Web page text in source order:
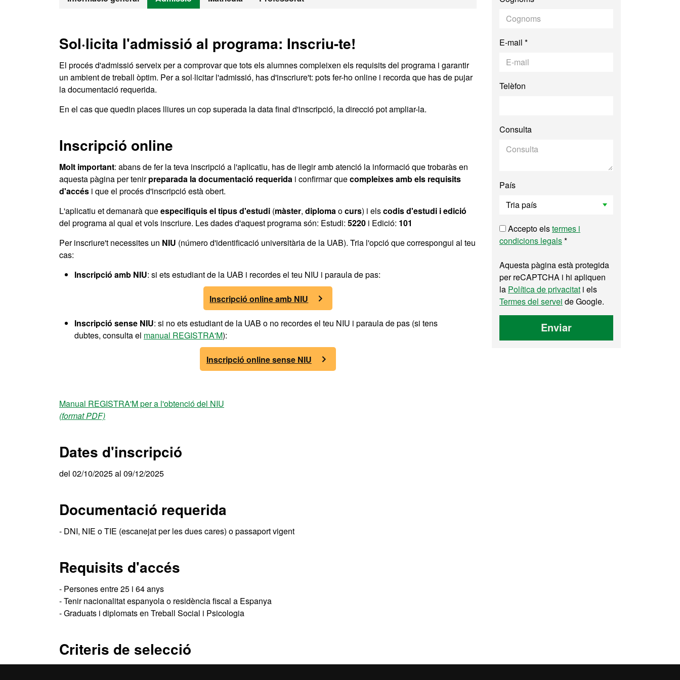
Sol·licita l'admissió al programa: Inscriu-te!
El procés d'admissió serveix per a comprovar que tots els alumnes compleixen els requisits del programa i garantir
un ambient de treball òptim. Per a sol·licitar l'admissió, has d'inscriure't: pots fer-ho online i recorda que has de pujar
la documentació requerida.
En el cas que quedin places lliures un cop superada la data final d'inscripció, la direcció pot ampliar-la.
Inscripció online
Molt important: abans de fer la teva inscripció a l'aplicatiu, has de llegir amb atenció la informació que trobaràs en
aquesta pàgina per tenirpreparada la documentació requerida i confirmar quecompleixes amb els requisits
d'accés i que el procés d'inscripció està obert.
L'aplicatiu et demanarà queespecifiquis el tipus d'estudi (màster, diplomaocurs) i elscodis d'estudi i edició
del programa al qual et vols inscriure. Les dades d'aquest programa són: Estudi: 5220 i Edició: 101
Per inscriure't necessites un NIU (número d'identificació universitària de la UAB). Tria l'opció que correspongui al teu
cas:
Inscripció amb NIU: si ets estudiant de la UAB i recordes el teu NIU i paraula de pas:
Inscripció online amb NIU
Inscripció sense NIU: si no ets estudiant de la UAB o no recordes el teu NIU i paraula de pas (si tens
dubtes, consulta el manual REGISTRA'M):
Inscripció online sense NIU
Manual REGISTRA'M per a l'obtenció del NIU
(format PDF)
Dates d'inscripció
del 02/10/2025 al 09/12/2025
Documentació requerida
- DNI, NIE o TIE (escanejat per les dues cares) o passaport vigent
Requisits d'accés
- Persones entre 25 i 64 anys
- Tenir nacionalitat espanyola o residència fiscal a Espanya
- Graduats i diplomats en Treball Social i Psicologia
Criteris de selecció
E-mail *
Telèfon
Consulta
País
Accepto elstermes i
condicions legals*
Aquesta pàgina està protegida
per reCAPTCHA i hi apliquen
la Política de privacitat i els
Termes del servei de Google.
Enviar